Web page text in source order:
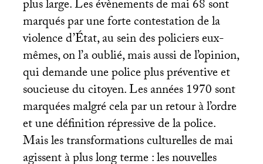
plus large. Les évènements de mai 68 sont
marqués par une forte contestation de la
violence d’État, au sein des policiers eux-
mêmes, on l’a oublié, mais aussi de l’opinion,
qui demande une police plus préventive et
soucieuse du citoyen. Les années 1970 sont
marquées malgré cela par un retour à l’ordre
et une définition répressive de la police.
Mais les transformations culturelles de mai
agissent à plus long terme : les nouvelles